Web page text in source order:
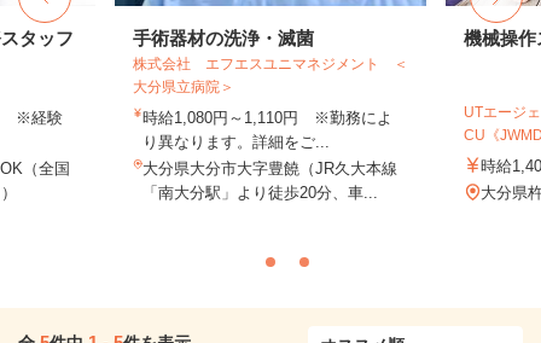
タッフ
※経験
（全国
手術器材の洗浄・滅菌
株式会社 エフエスユニマネジメント ＜
大分県立病院＞
時給1,080円～1,110円 ※勤務によ
り異なります。詳細をご...
大分県大分市大字豊饒（JR久大本線
「南大分駅」より徒歩20分、車...
機械操作
UTエージ
CU《
時給
大分県